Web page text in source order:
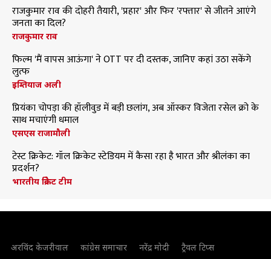
राजकुमार राव की दोहरी तैयारी, 'प्रहार' और फिर 'रफ्तार' से जीतने आएंगे
जनता का दिल?
राजकुमार राव
फिल्म 'मैं वापस आऊंगा' ने OTT पर दी दस्तक, जानिए कहां उठा सकेंगे
लुत्फ
इम्तियाज अली
प्रियंका चोपड़ा की हॉलीवुड में बड़ी छलांग, अब ऑस्कर विजेता रसेल क्रो के
साथ मचाएंगी धमाल
एसएस राजामौली
टेस्ट क्रिकेट: गॉल क्रिकेट स्टेडियम में कैसा रहा है भारत और श्रीलंका का
प्रदर्शन?
भारतीय क्रिकेट टीम
अरविंद केजरीवाल कांग्रेस समाचार नरेंद्र मोदी ट्रैवल टिप्स